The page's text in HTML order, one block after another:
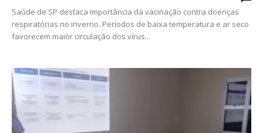
Saúde de SP destaca importância da vacinação contra doenças
respiratórias no inverno. Períodos de baixa temperatura e ar seco
favorecem maior circulação dos vírus...